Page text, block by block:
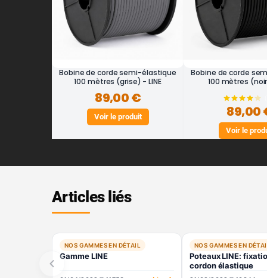
Bobine de corde semi-élastique
100 mètres (grise) - LINE
89,00 €
Voir le produit
Bobine de corde
100 mètres
89,00
Voir le
Articles liés
NOS GAMMES EN DÉTAIL
Gamme LINE
NOS GAMMES EN
Poteaux LINE:
cordon élastique